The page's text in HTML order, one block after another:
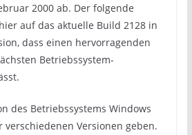
2000 ab. Der folgende
auf das aktuelle Build 2128 in
dass einen hervorragenden
Betriebssystem-
des Betriebssystems Windows
verschiedenen Versionen geben.